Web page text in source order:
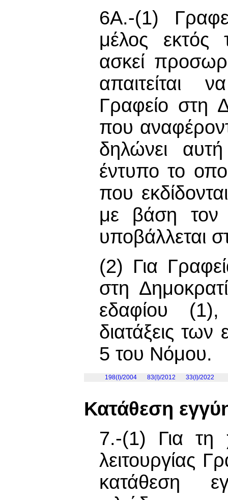
6Α.-(1)
μέλος εκτός
ασκεί
απαιτείται
Γραφείο στη
που
δηλώνει
έντυπο το
που
με βάση τον
υποβάλλεται
(2) Για
στη
εδαφίου
διατάξεις
5 του Νόμου.
198(I)/2004 83(I)/2012 33(I)/2022
Κατάθεση
7.-(1) Για τη
λειτουργίας
κατάθεση